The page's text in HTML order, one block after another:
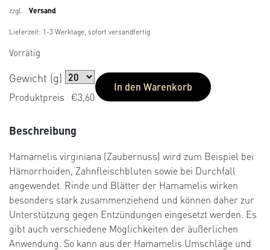
zzgl.
Versand
Lieferzeit: 1-3 Werktage, sofort versandfertig
Vorrätig
Gewicht (g)
Produktpreis €3,60
In den Warenkorb
Beschreibung
Hamamelis virginiana (Zaubernuss) wird zum Beispiel bei
Hämorrhoiden, Zahnfleischbluten sowie bei Durchfall
angewendet. Rinde und Blätter der Hamamelis wirken
besonders stark zusammenziehend und können daher zur
Unterstützung gegen Entzündungen eingesetzt werden. Es
gibt auch verschiedene Möglichkeiten der äußerlichen
Anwendung. So kann aus der Hamamelis Umschläge und